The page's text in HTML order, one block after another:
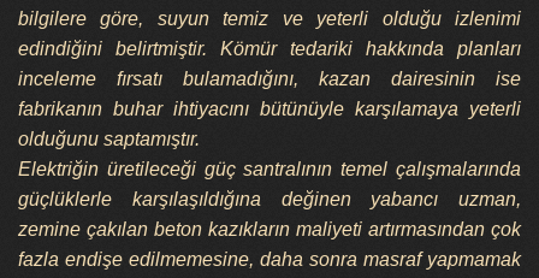
bilgilere göre, suyun temiz ve yeterli olduğu izlenimi
edindiğini belirtmiştir. Kömür tedariki hakkında planları
inceleme fırsatı bulamadığını, kazan dairesinin ise
fabrikanın buhar ihtiyacını bütünüyle karşılamaya yeterli
olduğunu saptamıştır.
Elektriğin üretileceği güç santralının temel çalışmalarında
güçlüklerle karşılaşıldığına değinen yabancı uzman,
zemine çakılan beton kazıkların maliyeti artırmasından çok
fazla endişe edilmemesine, daha sonra masraf yapmamak